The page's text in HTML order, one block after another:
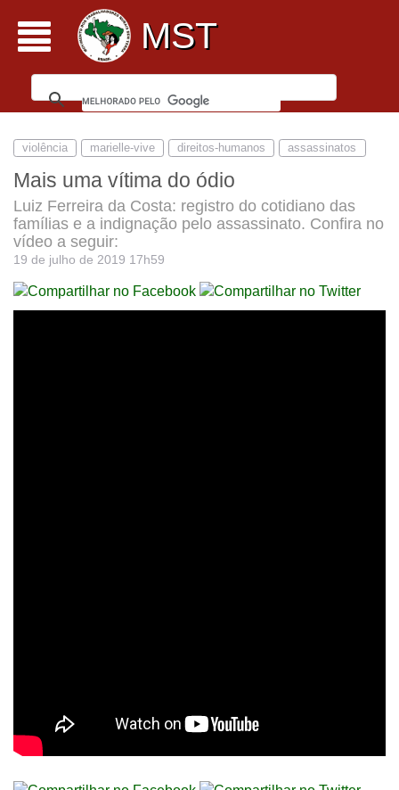
MST
violência marielle-vive direitos-humanos assassinatos
Mais uma vítima do ódio
Luiz Ferreira da Costa: registro do cotidiano das
famílias e a indignação pelo assassinato. Confira no
vídeo a seguir:
19 de julho de 2019 17h59